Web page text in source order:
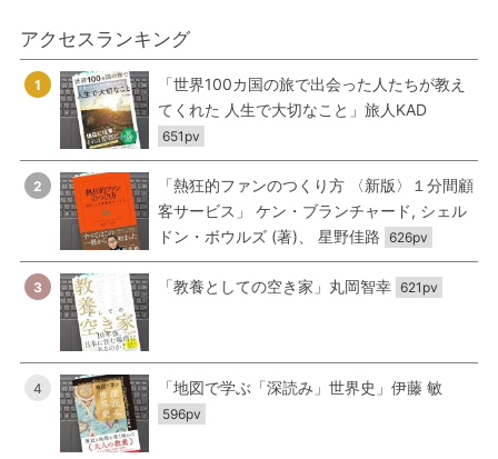
アクセスランキング
1
「世界100カ国の旅で出会った人たちが教え
てくれた 人生で大切なこと」旅人KAD
651pv
2
「熱狂的ファンのつくり方 〈新版〉１分間顧
客サービス」 ケン・ブランチャード, シェル
ドン・ボウルズ (著)、 星野佳路 626pv
3 「教養としての空き家」丸岡智幸 621pv
4 「地図で学ぶ「深読み」世界史」伊藤 敏
596pv